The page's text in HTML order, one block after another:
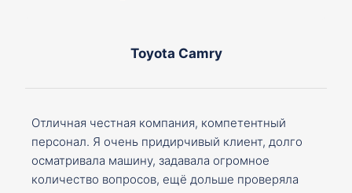
Toyota Camry
Отличная честная компания, компетентный
персонал. Я очень придирчивый клиент, долго
осматривала машину, задавала огромное
количество вопросов, ещё дольше проверяла